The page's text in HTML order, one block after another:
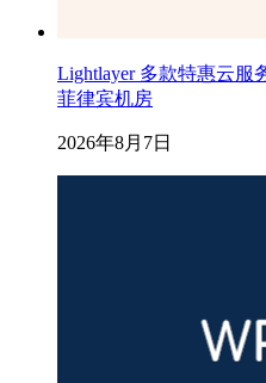
Lightlayer 多款特惠云服
菲律宾机房
2026年8月7日